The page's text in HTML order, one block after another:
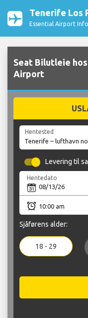
Tenerife Los
Essential Airport
Seat Bilutleie
Airport
Hentested
Levering til
Hentedato
Sjåførens alder:
18 - 29